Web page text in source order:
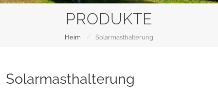
PRODUKTE
Heim / Solarmasthalterung
Solarmasthalterung